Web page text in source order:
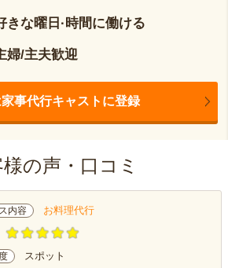
きな曜日·時間に働ける
婦/主夫歓迎
家事代行キャストに登録
の声・口コミ
内容 お料理代行
スポット